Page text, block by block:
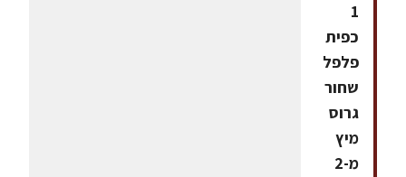
1
כפית
פלפל
שחור
גרוס
מיץ
מ-2